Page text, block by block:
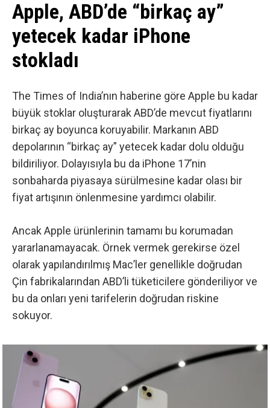
Apple, ABD’de “birkaç ay”
yetecek kadar iPhone
stokladı
The Times of India’nın haberine göre Apple bu kadar
büyük stoklar oluşturarak ABD’de mevcut fiyatlarını
birkaç ay boyunca koruyabilir. Markanın ABD
depolarının “birkaç ay” yetecek kadar dolu olduğu
bildiriliyor. Dolayısıyla bu da iPhone 17’nin
sonbaharda piyasaya sürülmesine kadar olası bir
fiyat artışının önlenmesine yardımcı olabilir.
Ancak Apple ürünlerinin tamamı bu korumadan
yararlanamayacak. Örnek vermek gerekirse özel
olarak yapılandırılmış Mac’ler genellikle doğrudan
Çin fabrikalarından ABD’li tüketicilere gönderiliyor ve
bu da onları yeni tarifelerin doğrudan riskine
sokuyor.